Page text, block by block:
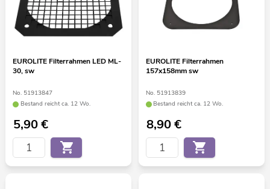
EUROLITE Filterrahmen LED ML-
30, sw
No. 51913847
Bestand reicht ca. 12 Wo.
5,90€
EUROLITE Filterrahmen
157x158mm sw
No. 51913839
Bestand reicht ca. 12 Wo.
8,90€